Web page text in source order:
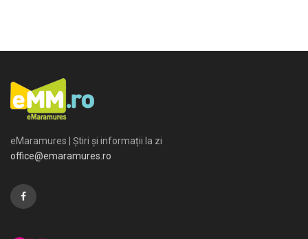
eMaramures | Știri și informații la zi
office@emaramures.ro